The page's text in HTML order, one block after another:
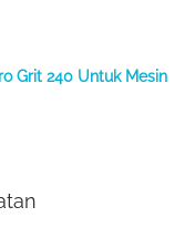
Grit 240 Untuk Mesin